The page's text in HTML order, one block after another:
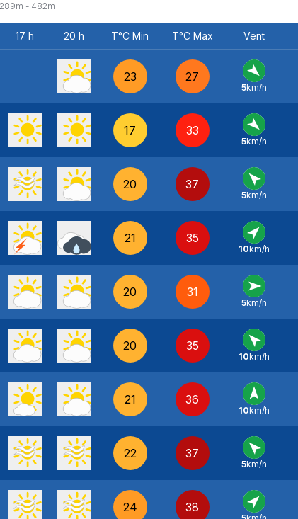
289m - 482m
17 h 20 h T°C Min T°C Max Vent
23 27
NO
5km/h
17 33
NO
5km/h
20 37
SE -
5km/h
21 35
SO -
10km/h
20 31
O -
5km/h
20 35
SE -
10km/h
21 36
S -
10km/h
22 37
SE -
5km/h
24 38